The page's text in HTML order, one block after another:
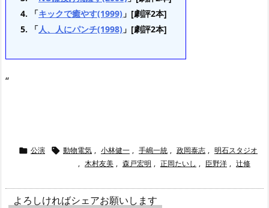
「キックで癒やす(1999) 」[劇評2本]
「人、人にパンチ(1998) 」[劇評2本]
“
 公演  動物電気 , 小林健一 , 手嶋一統 , 政岡泰志 , 明石スタジオ
, 木村友美 , 森戸宏明 , 正岡たいし , 臣野洋 , 辻修
よろしければシェアお願いします